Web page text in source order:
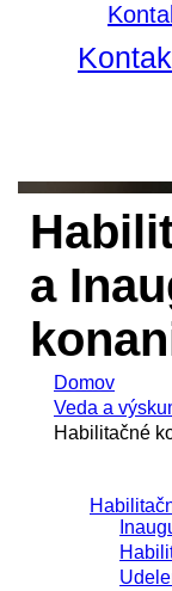
a
Domov
Veda a
Habilitačné